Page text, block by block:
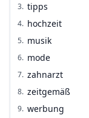
3. tipps
4. hochzeit
5. musik
6. mode
7. zahnarzt
8. zeitgemäß
9. werbung